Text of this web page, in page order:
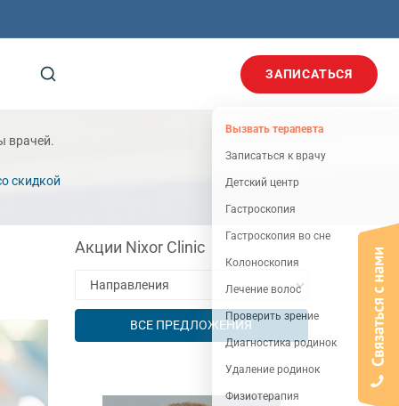
ЗАПИСАТЬСЯ
врачей.
скидкой
Акции Nixor Clinic
ВСЕ ПРЕДЛОЖЕНИЯ
Вызвать терапевта
Записаться к врачу
Детский центр
Гастроскопия
Гастроскопия во сне
Колоноскопия
Лечение волос
Проверить зрение
Диагностика родинок
Удаление родинок
Физиотерапия